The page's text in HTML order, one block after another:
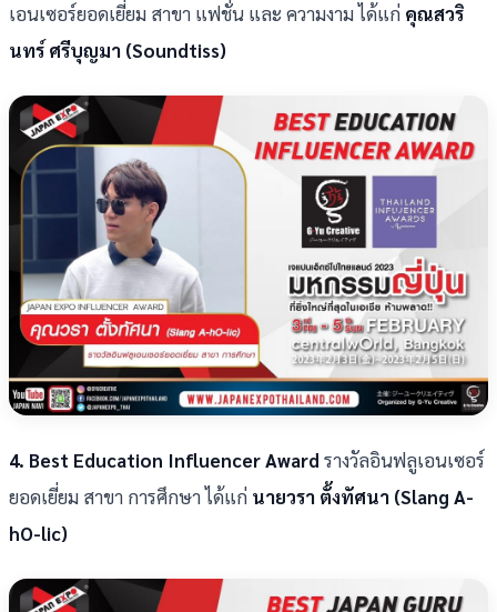
เอนเซอร์ยอดเยี่ยม สาขา แฟชั่น และ ความงาม ได้แก่ คุณสวริ
นทร์ ศรีบุญมา (Soundtiss)
4. Best Education Influencer Award รางวัลอินฟลูเอนเซอร์
ยอดเยี่ยม สาขา การศึกษา ได้แก่ นายวรา ตั้งทัศนา (Slang A-
hO-lic)